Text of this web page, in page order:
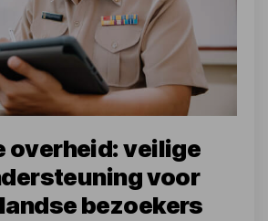
overheid: veilige
voor
bezoekers